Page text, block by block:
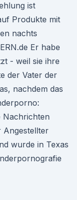
ist
Produkte mit
nachts
Er habe
- weil sie ihre
der Vater der
nachdem das
Nachrichten
Angestellter
wurde in Texas